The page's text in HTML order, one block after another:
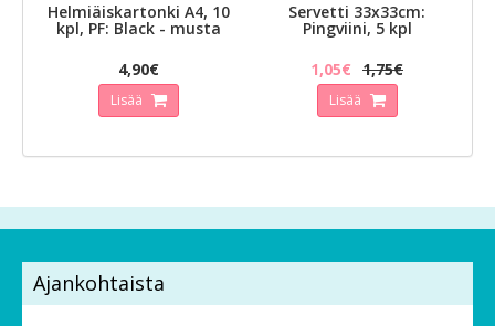
Helmiäiskartonki A4, 10
kpl, PF: Black - musta
4,90€
Lisää
Servetti 33x33cm:
Pingviini, 5 kpl
1,05€ 1,75€
Lisää
Ajankohtaista